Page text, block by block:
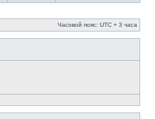
Часовой пояс: UTC + 3 часа